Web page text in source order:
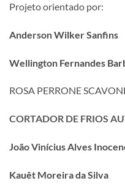
Projeto orientado por:
Anderson Wilker Sanfins
Wellington Fernandes
ROSA PERRONE
CORTADOR DE FRIOS
João Vinícius Alves
Kauêt Moreira da Silva